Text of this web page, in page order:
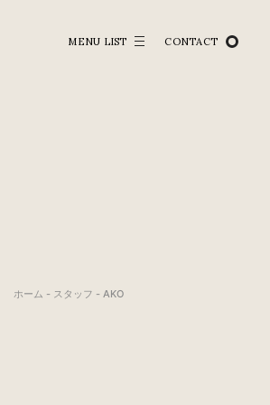
MENU LIST CONTACT
ホーム - スタッフ -AKO